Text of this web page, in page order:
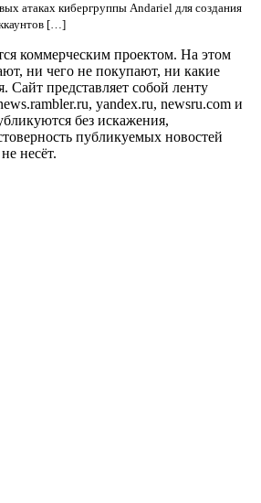
атаках кибергруппы Andariel для создания
[…]
коммерческим проектом. На этом
ни чего не покупают, ни какие
Сайт представляет собой ленту
yandex.ru, newsru.com и
без искажения,
публикуемых новостей
несёт.